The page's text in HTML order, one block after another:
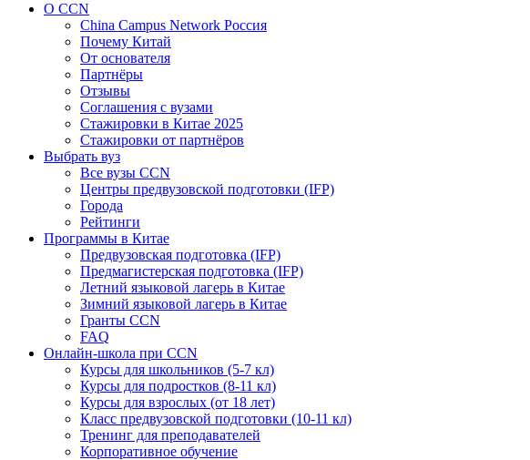
О ССN
China Campus Network Россия
Почему Китай
От основателя
Партнёры
Отзывы
Соглашения с вузами
Стажировки в Китае 2025
Стажировки от партнёров
Выбрать вуз
Все вузы CCN
Центры предвузовской подготовки (IFP)
Города
Рейтинги
Программы в Китае
Предвузовская подготовка (IFP)
Предмагистерская подготовка (IFP)
Летний языковой лагерь в Китае
Зимний языковой лагерь в Китае
Гранты CCN
FAQ
Онлайн-школа при CCN
Курсы для школьников (5-7 кл)
Курсы для подростков (8-11 кл)
Курсы для взрослых (от 18 лет)
Класс предвузовской подготовки (10-11 кл)
Тренинг для преподавателей
Корпоративное обучение